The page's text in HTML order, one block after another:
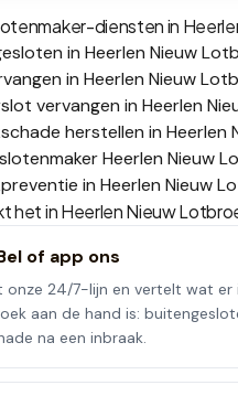
diensten in
in Heerlen Nieuw
in Heerlen Nieuw
vervangen in Heerlen
herstellen in Heerlen
Heerlen Nieuw
in Heerlen Nieuw
het inHeerlen Nieuw
of app ons
onze 24/7-lijn en vertelt wat er
aan de hand is:
na een inbraak.